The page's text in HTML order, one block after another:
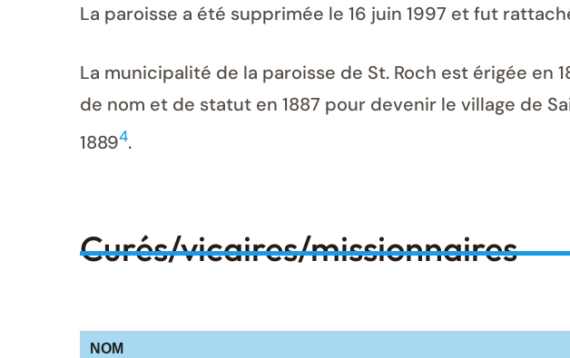
La paroisse a été supprimée le 16 juin 1997 et fut
La municipalité de la paroisse de St. Roch est érigée en
de nom et de statut en 1887 pour devenir le village de
18894.
Curés/vicaires/missionnaires
NOM